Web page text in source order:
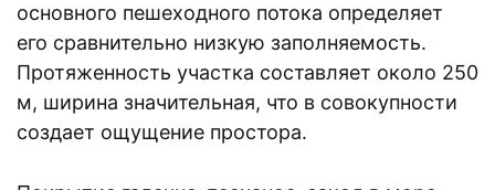
основного пешеходного потока определяет
его сравнительно низкую заполняемость.
Протяженность участка составляет около 250
м, ширина значительная, что в совокупности
создает ощущение простора.